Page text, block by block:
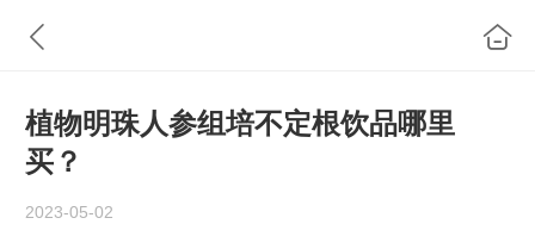
植物明珠人参组培不定根饮品哪里
买？
2023-05-02